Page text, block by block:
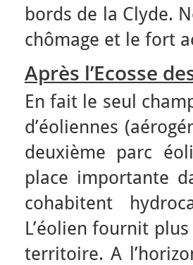
bords de la Clyde.
chômage et le fort
Après l’Ecosse
En fait le seul
d’éoliennes
deuxième parc
place importante
cohabitent
L’éolien fournit
territoire. A